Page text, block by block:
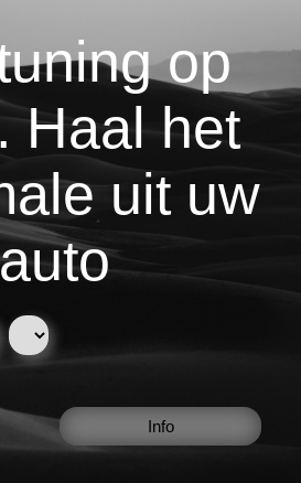
op
Haal het
uit uw
Info